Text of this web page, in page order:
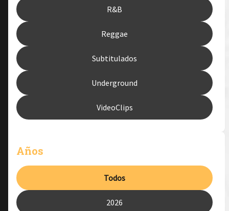
R&B
Reggae
Subtitulados
Underground
VideoClips
Años
Todos
2026